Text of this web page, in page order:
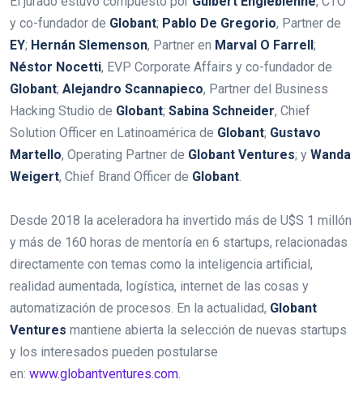
y co-fundador de Globant; Pablo De Gregorio, Partner de
EY; Hernán Slemenson, Partner en Marval O Farrell;
Néstor Nocetti, EVP Corporate Affairs y co-fundador de
Globant; Alejandro Scannapieco, Partner del Business
Hacking Studio de Globant; Sabina Schneider, Chief
Solution Officer en Latinoamérica de Globant; Gustavo
Martello, Operating Partner de Globant Ventures; y Wanda
Weigert, Chief Brand Officer de Globant
Desde 2018 la aceleradora ha invertido más de U$S 1 millón
y más de 160 horas de mentoría en 6 startups, relacionadas
directamente con temas como la inteligencia artificial,
realidad aumentada, logística, internet de las cosas y
automatización de procesos. En la actualidad, Globant
Ventures mantiene abierta la selección de nuevas startups
y los interesados pueden postularse
en: www.globantventures.com